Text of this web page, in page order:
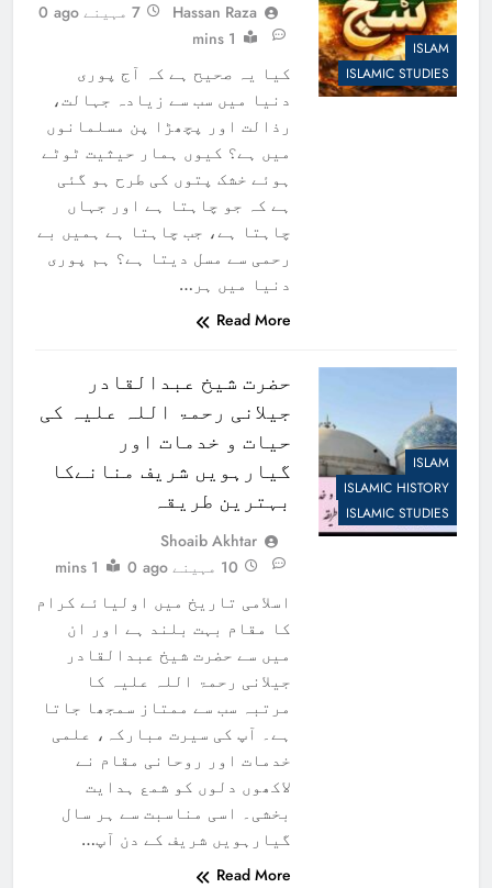
ISLAM
ISLAMIC STUDIES
Hassan Raza 7 مہینے ago
0
1 mins
کیا یہ صحیح ہے کہ آج پوری
دنیا میں سب سے زیادہ جہالت،
رذالت اور پچھڑا پن مسلمانوں
میں ہے؟ کیوں ہمار حیثیت ٹوٹے
ہوئے خشک پتوں کی طرح ہو گئی
ہے کہ جو چاہتا ہے اور جہاں
چاہتا ہے، جب چاہتا ہے ہمیں بے
رحمی سے مسل دیتا ہے؟ ہم پوری
دنیا میں ہر…
Read More
ISLAM
ISLAMIC HISTORY
ISLAMIC STUDIES
حضرت شیخ عبدالقادر
جیلانی رحمۃ اللہ علیہ کی
حیات و خدمات اور
گیارہویں شریف منانےکا
بہترین طریقہ
Shoaib Akhtar
10 مہینے ago
0
1 mins
اسلامی تاریخ میں اولیائے کرام
کا مقام بہت بلند ہے اور ان
میں سے حضرت شیخ عبدالقادر
جیلانی رحمۃ اللہ علیہ کا
مرتبہ سب سے ممتاز سمجھا جاتا
ہے۔ آپ کی سیرت مبارکہ، علمی
خدمات اور روحانی مقام نے
لاکھوں دلوں کو شمع ہدایت
بخشی۔ اسی مناسبت سے ہر سال
گیارہویں شریف کے دن آپ…
Read More